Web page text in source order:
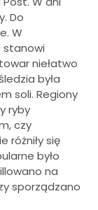
Do
W
stanowi
niełatwo
była
soli. Regiony
ryby
czy
różniły się
było
na
sporządzano